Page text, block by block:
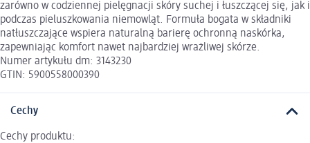
zarówno w codziennej pielęgnacji skóry suchej i łuszczącej się, jak i
podczas pieluszkowania niemowląt. Formuła bogata w składniki
natłuszczające wspiera naturalną barierę ochronną naskórka,
zapewniając komfort nawet najbardziej wrażliwej skórze.
Numer artykułu dm: 3143230
GTIN: 5900558000390
Cechy
Cechy produktu: